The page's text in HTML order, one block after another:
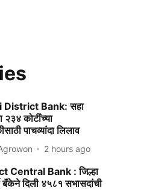
District Bank: सहा
२३४ कोटींच्या
पाचव्यांदा लिलाव
2 hours ago
Central Bank : जिल्हा
बॅंकेने दिली ४५८१ सभासदांची